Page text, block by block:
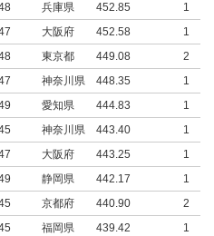
兵庫県 452.85
1
大阪府 452.58
1
東京都 449.08
2
神奈川県 448.35
1
愛知県 444.83
1
神奈川県 443.40
1
大阪府 443.25
1
静岡県 442.17
1
京都府 440.90
2
福岡県 439.42
1